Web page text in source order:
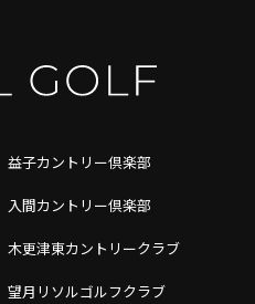
益子カントリー倶楽部
入間カントリー倶楽部
木更津東カントリークラブ
望月リソルゴルフクラブ